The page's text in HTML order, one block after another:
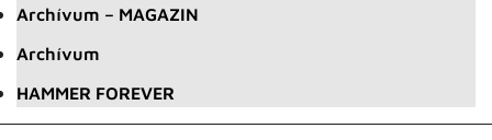
Archívum – MAGAZIN
Archívum
HAMMER FOREVER